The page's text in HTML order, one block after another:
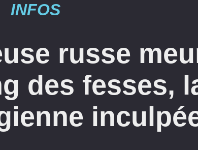
INFOS
russe
des fesses,